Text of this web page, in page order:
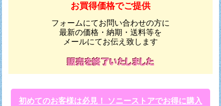
お買得価格でご提供
フォームにてお問い合わせの方に
最新の価格・納期・送料等を
メールにてお伝え致します
初めてのお客様は必見！ ソニーストアでお得に購入